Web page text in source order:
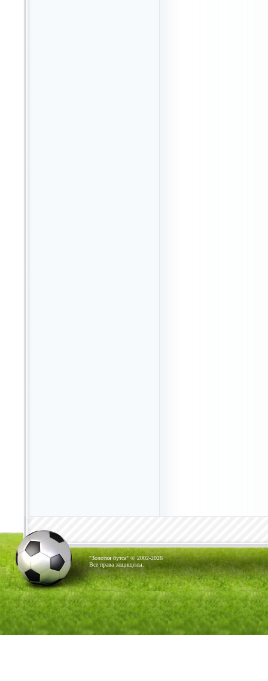
"Золотая бутса" © 2002-2026
Все права защищены.